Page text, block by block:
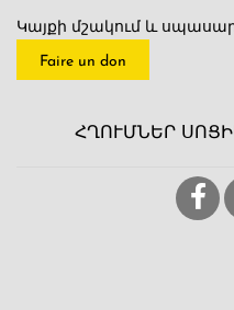
Կայքի մշակում և
Faire un don
ՀՂՈՒՄՆԵՐ